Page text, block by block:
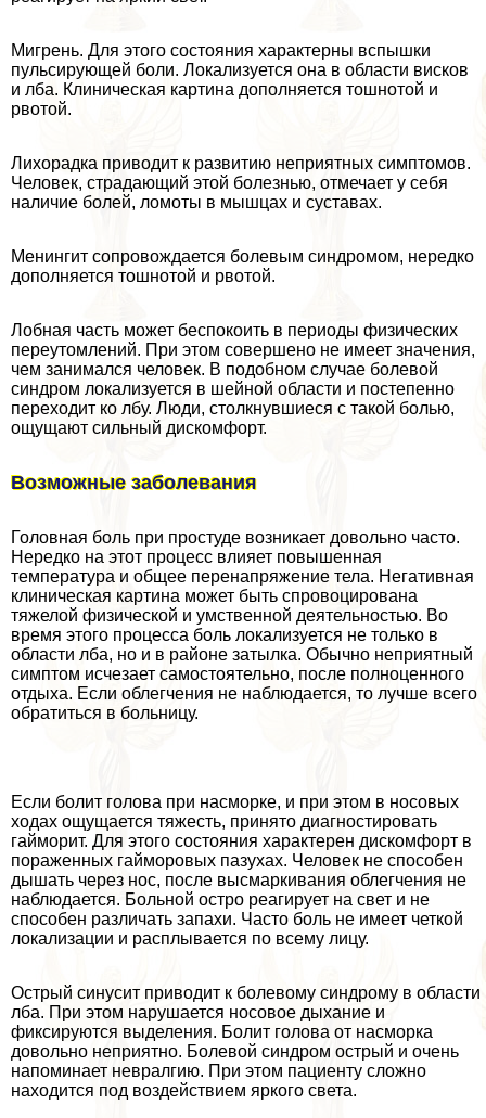
Мигрень. Для этого состояния хаpaктерны вспышки
пульсирующей боли. Локализуется она в области висков
и лба. Клиническая картина дополняется тошнотой и
рвотой.
Лихорадка приводит к развитию неприятных симптомов.
Человек, страдающий этой болезнью, отмечает у себя
наличие болей, ломоты в мышцах и суставах.
Менингит сопровождается болевым синдромом, нередко
дополняется тошнотой и рвотой.
Лобная часть может беспокоить в периоды физических
переутомлений. При этом совершено не имеет значения,
чем занимался человек. В подобном случае болевой
синдром локализуется в шейной области и постепенно
переходит ко лбу. Люди, столкнувшиеся с такой болью,
ощущают сильный дискомфорт.
Возможные заболевания
Головная боль при простуде возникает довольно часто.
Нередко на этот процесс влияет повышенная
температура и общее перенапряжение тела. Негативная
клиническая картина может быть спровоцирована
тяжелой физической и умственной деятельностью. Во
время этого процесса боль локализуется не только в
области лба, но и в районе затылка. Обычно неприятный
симптом исчезает самостоятельно, после полноценного
отдыха. Если облегчения не наблюдается, то лучше всего
обратиться в больницу.
Если болит голова при насморке, и при этом в носовых
ходах ощущается тяжесть, принято диагностировать
гайморит. Для этого состояния хаpaктерен дискомфорт в
пораженных гайморовых пазухах. Человек не способен
дышать через нос, после высмаркивания облегчения не
наблюдается. Больной остро реагирует на свет и не
способен различать запахи. Часто боль не имеет четкой
локализации и расплывается по всему лицу.
Острый синусит приводит к болевому синдрому в области
лба. При этом нарушается носовое дыхание и
фиксируются выделения. Болит голова от насморка
довольно неприятно. Болевой синдром острый и очень
напоминает невралгию. При этом пациенту сложно
находится под воздействием яркого света.